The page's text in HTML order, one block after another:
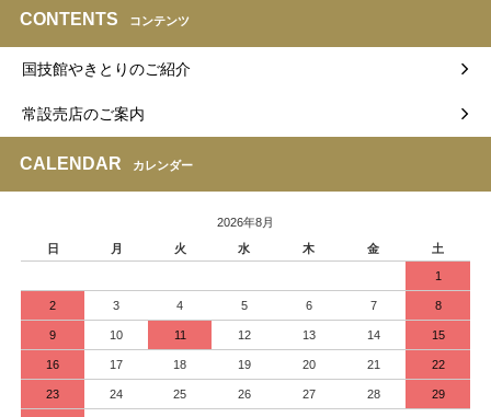
CONTENTS コンテンツ
国技館やきとりのご紹介
常設売店のご案内
CALENDAR カレンダー
2026年8月
日
月 火 水 木 金 土
1
2 3 4 5 6 7 8
9 10 11 12 13 14 15
16 17 18 19 20 21 22
23 24 25 26 27 28 29